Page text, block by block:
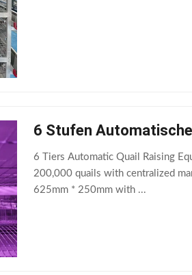
6 Stufen
6 Tiers Automatic Quail Raising
200,000 quails with centralized
625mm * 250mm with ...